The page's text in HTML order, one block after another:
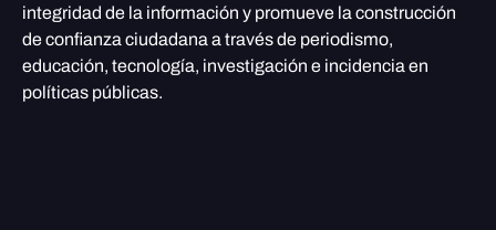
integridad de la información y promueve la construcción
de confianza ciudadana a través de periodismo,
educación, tecnología, investigación e incidencia en
políticas públicas.